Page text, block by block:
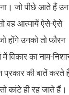
जो पीछे आते हैं उन
तो वह आत्मायें ऐसे-ऐसे
होंगे उनको तो फौरन
विकार का नाम-
प्रकार की बातें करते
कांटे ही रह जाते हैं।